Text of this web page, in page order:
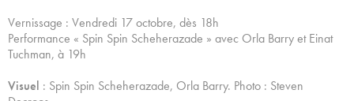
Vernissage : Vendredi 17 octobre, dès 18h
Performance « Spin Spin Scheherazade » avec Orla Barry et Einat
Tuchman, à 19h
Visuel : Spin Spin Scheherazade, Orla Barry. Photo : Steven